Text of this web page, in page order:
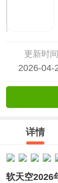
更新时间
2026-04-
详情
软天空2026